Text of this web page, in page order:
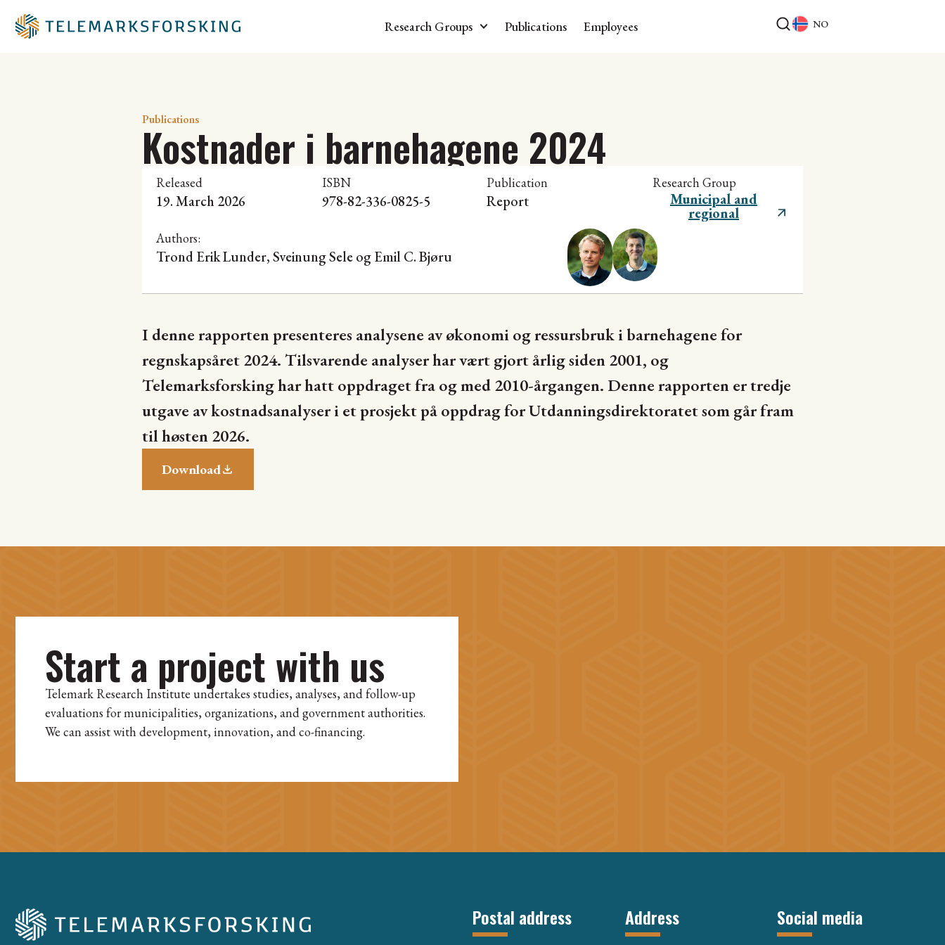
Research Groups Publications Employees NO
Publications
Kostnader i barnehagene 2024
Released
19. March 2026
ISBN
978-82-336-0825-5
Publication
Report
Research Group
Municipal and
regional
development
Authors:
Trond Erik Lunder,Sveinung Seleog Emil C. Bjøru
I denne rapporten presenteres analysene av økonomi og ressursbruk i barnehagene for
regnskapsåret 2024. Tilsvarende analyser har vært gjort årlig siden 2001, og
Telemarksforsking har hatt oppdraget fra og med 2010-årgangen. Denne rapporten er tredje
utgave av kostnadsanalyser i et prosjekt på oppdrag for Utdanningsdirektoratet som går fram
til høsten 2026.
Download
Start a project with us
Telemark Research Institute undertakes studies, analyses, and follow-up
evaluations for municipalities, organizations, and government authorities.
We can assist with development, innovation, and co-financing.
Postal address Address Social media